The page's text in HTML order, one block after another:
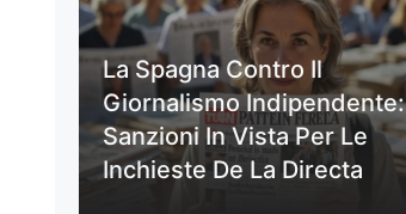
La Spagna Contro Il
Giornalismo Indipendente:
Sanzioni In Vista Per Le
Inchieste De La Directa